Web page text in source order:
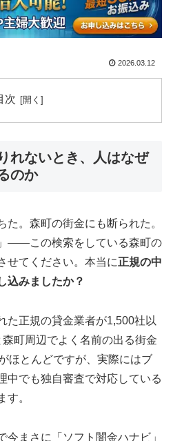
2026.03.12
次
れないとき、人はなぜ
のか
た。森町の街金にも断られた。
——この検索をしている森町の
せてください。本当に正規の中
込みましたか？
た正規の貸金業者が1,500社以
森町周辺でよく名前の出る街金
ほとんどですが、実際にはブ
中でも独自審査で対応している
す。
今まさに「ソフト闇金ハナビ」